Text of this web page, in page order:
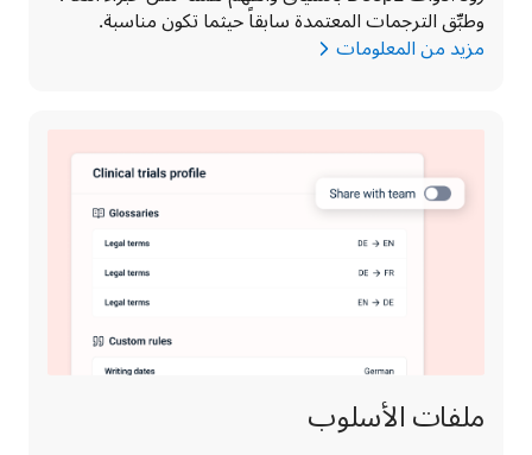
وطبِّق الترجمات المعتمدة سابقاً حيثما تكون مناسبة.
مزيد من المعلومات
ملفات الأسلوب